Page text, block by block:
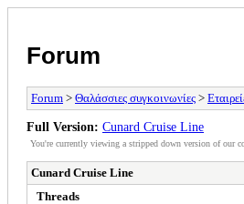
Forum
Forum > Θαλάσσιες συγκοινωνίες >
Full Version: Cunard Cruise Line
You're currently viewing a stripped down version of our
Cunard Cruise Line
Threads